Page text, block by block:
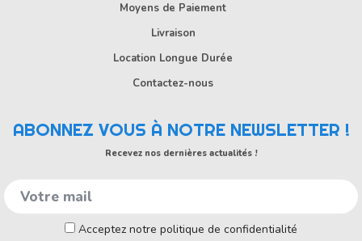
Moyens de Paiement
Livraison
Location Longue Durée
Contactez-nous
ABONNEZ VOUS À NOTRE NEWSLETTER !
Recevez nos dernières actualités !
Acceptez notre politique de confidentialité